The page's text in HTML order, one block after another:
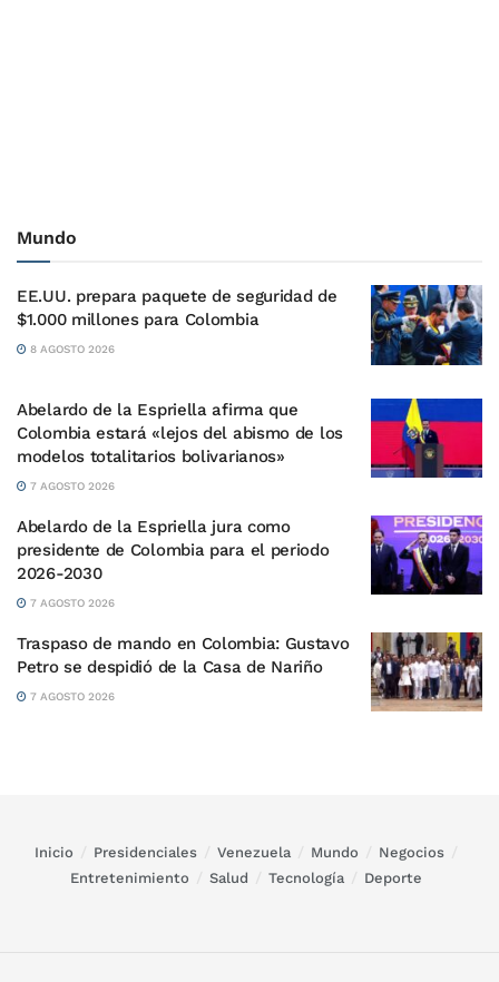
Mundo
EE.UU. prepara paquete de seguridad de
$1.000 millones para Colombia
8 AGOSTO 2026
Abelardo de la Espriella afirma que
Colombia estará «lejos del abismo de los
modelos totalitarios bolivarianos»
7 AGOSTO 2026
Abelardo de la Espriella jura como
presidente de Colombia para el periodo
2026-2030
7 AGOSTO 2026
Traspaso de mando en Colombia: Gustavo
Petro se despidió de la Casa de Nariño
7 AGOSTO 2026
Inicio Presidenciales Venezuela Mundo
Negocios
Entretenimiento
Salud Tecnología Deporte